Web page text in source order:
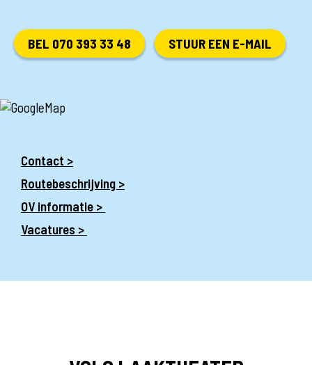
BEL 070 393 33 48 STUUR EEN E-MAIL
Contact >
Routebeschrijving >
OV informatie >
Vacatures >